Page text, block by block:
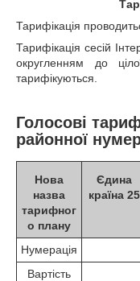
Тарифікація
Тарифікація сесій
округленням до
тарифікуються.
Голосові
районної
Нова
назва
тарифног
о плану
Єдина
країна 25
Нумерація
Вартість